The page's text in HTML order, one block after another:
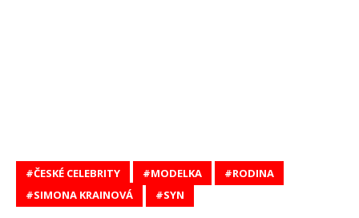
ČESKÉ CELEBRITY MODELKA
RODINA
SIMONA KRAINOVÁ
SYN